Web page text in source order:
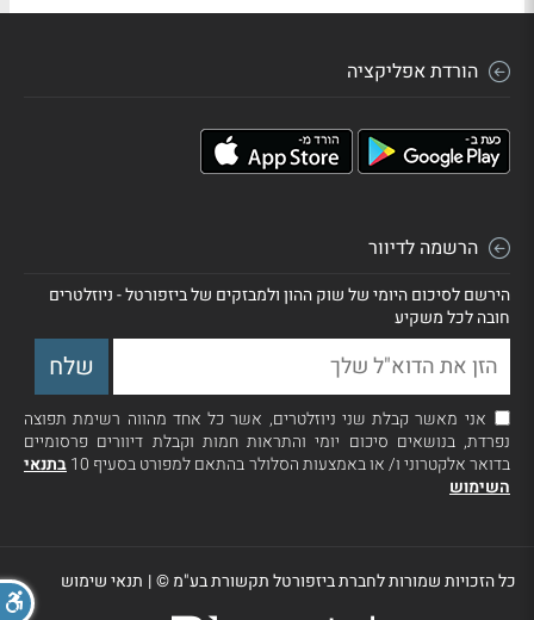
הורדת אפליקציה
הרשמה לדיוור
הירשם לסיכום היומי של שוק ההון ולמבזקים של ביזפורטל - ניוזלטרים
חובה לכל משקיע
אני מאשר קבלת שני ניוזלטרים, אשר כל אחד מהווה רשימת תפוצה
נפרדת, בנושאים סיכום יומי והתראות חמות וקבלת דיוורים פרסומיים
בדואר אלקטרוני ו/ או באמצעות הסלולר בהתאם למפורט בסעיף 10
בתנאי
השימוש
כל הזכויות שמורות לחברת ביזפורטל תקשורת בע"מ ©| תנאי שימוש